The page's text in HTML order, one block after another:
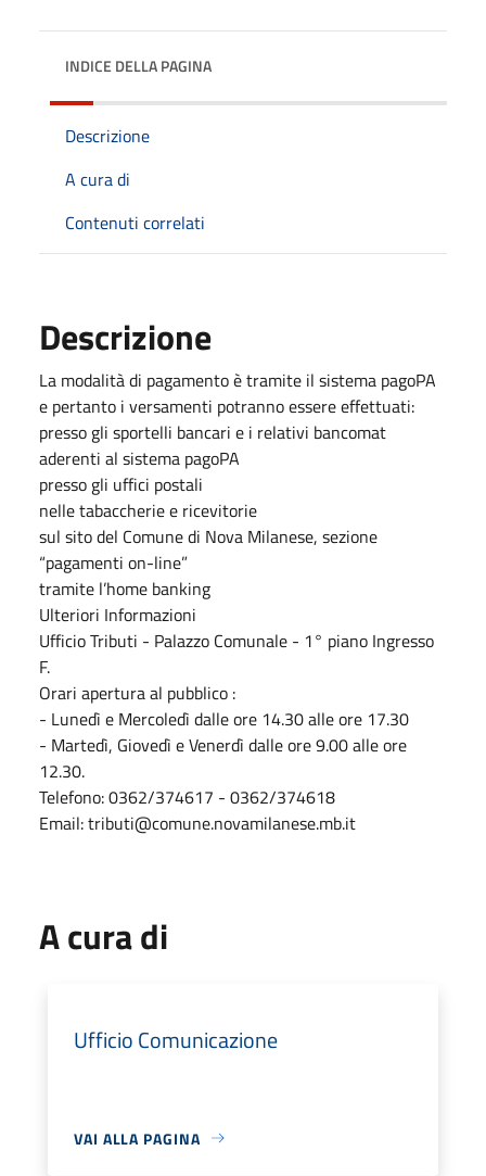
INDICE DELLA PAGINA
Descrizione
A cura di
Contenuti correlati
Descrizione
La modalità di pagamento è tramite il sistema pagoPA
e pertanto i versamenti potranno essere effettuati:
presso gli sportelli bancari e i relativi bancomat
aderenti al sistema pagoPA
presso gli uffici postali
nelle tabaccherie e ricevitorie
sul sito del Comune di Nova Milanese, sezione
“pagamenti on-line”
tramite l’home banking
Ulteriori Informazioni
Ufficio Tributi - Palazzo Comunale - 1° piano Ingresso
F.
Orari apertura al pubblico :
- Lunedì e Mercoledì dalle ore 14.30 alle ore 17.30
- Martedì, Giovedì e Venerdì dalle ore 9.00 alle ore
12.30.
Telefono: 0362/374617 - 0362/374618
Email: tributi@comune.novamilanese.mb.it
A cura di
Ufficio Comunicazione
VAI ALLA PAGINA